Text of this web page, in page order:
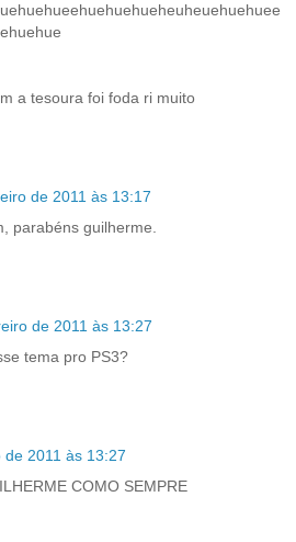
a tesoura foi foda ri muito
de 2011 às 13:17
parabéns guilherme.
de 2011 às 13:27
tema pro PS3?
2011 às 13:27
COMO SEMPRE